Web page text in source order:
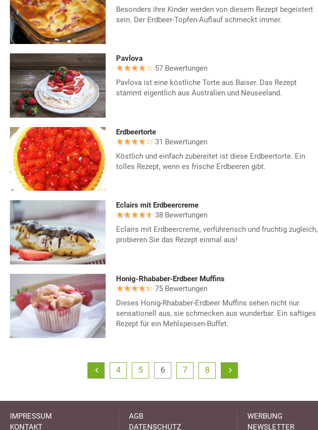
Besonders ihre Kinder werden von diesem Rezept begeistert
sein. Der Erdbeer-Topfen-Auflauf schmeckt immer.
Pavlova
57 Bewertungen
Pavlova ist eine köstliche Torte aus Baiser. Das Rezept
stammt eigentlich aus Australien und Neuseeland.
Erdbeertorte
31 Bewertungen
Köstlich und einfach zubereitet ist diese Erdbeertorte. Ein
tolles Rezept, wenn es frische Erdbeeren gibt.
Eclairs mit Erdbeercreme
38 Bewertungen
Eclairs mit Erdbeercreme, verführerisch und fruchtig zugleich,
probieren Sie das Rezept einmal aus!
Honig-Rhababer-Erdbeer Muffins
75 Bewertungen
Dieses Honig-Rhababer-Erdbeer Muffins sehen nicht nur
sensationell aus, sie schmecken aus wunderbar. Ein saftiges
Rezept für ein Mehlspeisen-Buffet.
4 5 6 7 8
IMPRESSUM
KONTAKT
AGB
DATENSCHUTZ
WERBUNG
NEWSLETTER